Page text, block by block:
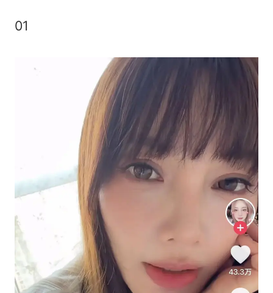
01